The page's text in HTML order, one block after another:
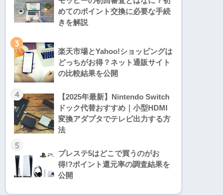
めてのポイント交換に必要な手続
きを解説
3
楽天市場とYahoo!ショッピングは
どっちがお得？ネット通販サイト
の比較結果を公開
4
【2025年最新】Nintendo Switch
ドック代替おすすめ｜小型HDMI
変換アダプタでテレビ出力する方
法
5
プレステ5はどこで買うのがお
得!?ポイント還元率の調査結果を
公開